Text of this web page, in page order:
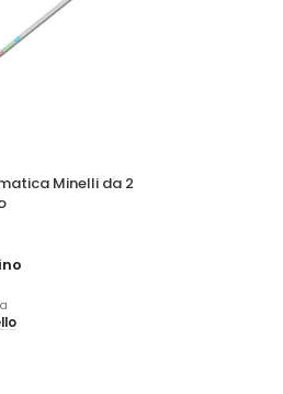
Minelli da 2